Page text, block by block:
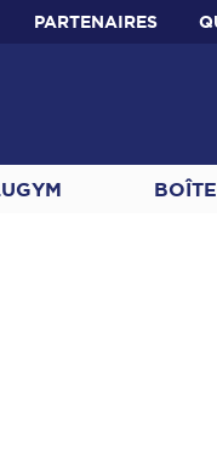
PARTENAIRES